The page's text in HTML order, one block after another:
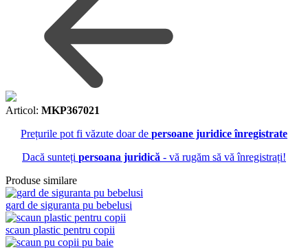
Articol: MKP367021
Prețurile pot fi văzute doar de persoane juridice înregistrate
Dacă sunteți persoana juridică - vă rugăm să vă înregistrați!
Produse similare
gard de siguranta pu bebelusi
scaun plastic pentru copii